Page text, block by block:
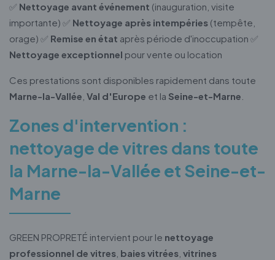
✅ Nettoyage avant événement (inauguration, visite
importante) ✅ Nettoyage après intempéries (tempête,
orage) ✅ Remise en état après période d'inoccupation ✅
Nettoyage exceptionnel pour vente ou location
Ces prestations sont disponibles rapidement dans toute
Marne-la-Vallée Val d'Europe et la Seine-et-Marne
Zones d'intervention :
nettoyage de vitres dans toute
la Marne-la-Vallée et Seine-et-
Marne
GREEN PROPRETÉ intervient pour le nettoyage
professionnel de vitres baies vitrées vitrines